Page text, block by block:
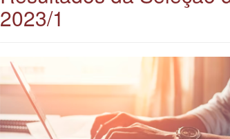
2023/1